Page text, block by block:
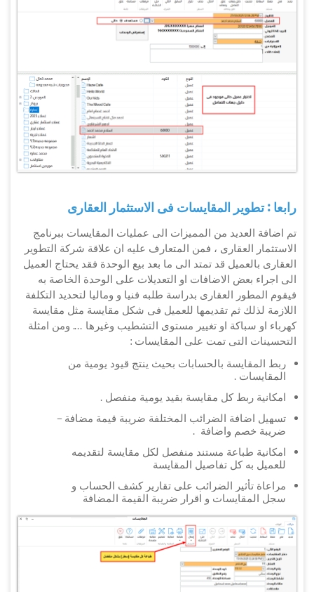
رابعا : تطوير المقايسات فى الاستثمار العقارى
تم اضافة العديد من المميزات الى عمليات المقايسات ببرنامج
الاستثمار العقارى ، فمن المتعارف عليه ان علاقة شركة التطوير
العقارى بالعميل قد تمتد الى ما بعد بيع الوحدة فقد يحتاج العميل
الى اجراء بعض الاضافات او التعديلات على الوحدة الخاصة به
فيقوم المطور العقارى بدراسة طلبه فنيا و وماليا لتحديد التكلفة
اللازمة لذلك ثم تقديمها للعميل فى شكل مقايسة مثل مقايسة
كهرباء او سباكة او تغيير مستوى التشطيب وغيرها .... ومن امثلة
التحسينات التى تمت على المقايسات :
ربط المقايسة بالحسابات بحيث ينتج قيود يومية من
المقايسات .
امكانية ربط كل مقايسة بقيد يومية منفصل .
تسهيل اضافة الضرائب المختلفة ضريبة قيمة مضافة –
ضريبة خصم واضافة .
امكانية طباعة مستند منفصل لكل مقايسة لتقديمه
للعميل به كل تفاصيل المقايسة
مراعاة تأثير الضرائب على تقارير كشف الحساب و
سجل المقايسات و اقرار ضريبة القيمة المضافة